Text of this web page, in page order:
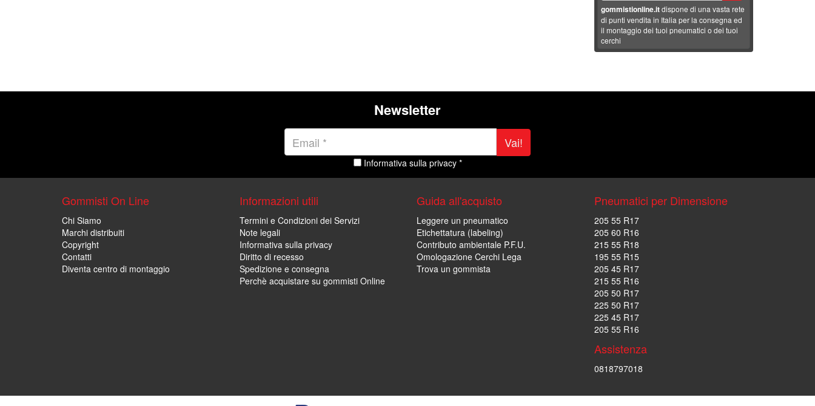
gommistionline.itdispone di una vasta rete
di punti vendita in Italia per la consegna ed
il montaggio dei tuoi pneumatici o dei tuoi
cerchi
Newsletter
Vai!
Informativa sulla privacy *
Gommisti On Line
Chi Siamo
Marchi distribuiti
Copyright
Contatti
Diventa centro di montaggio
Informazioni utili
Termini e Condizioni dei Servizi
Note legali
Informativa sulla privacy
Diritto di recesso
Spedizione e consegna
Perchè acquistare su gommisti Online
Guida all'acquisto
Leggere un pneumatico
Etichettatura (labeling)
Contributo ambientale P.F.U.
Omologazione Cerchi Lega
Trova un gommista
Pneumatici per Dimensione
205 55 R17
205 60 R16
215 55 R18
195 55 R15
205 45 R17
215 55 R16
205 50 R17
225 50 R17
225 45 R17
205 55 R16
Assistenza
0818797018